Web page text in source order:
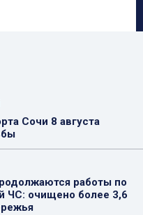
Сочи 8 августа
работы по
ЧС: очищено более 3,6